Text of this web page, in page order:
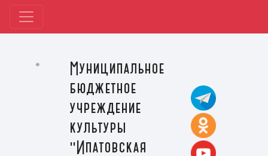
Муниципальное
бюджетное
учреждение
культуры
"Ипатовская